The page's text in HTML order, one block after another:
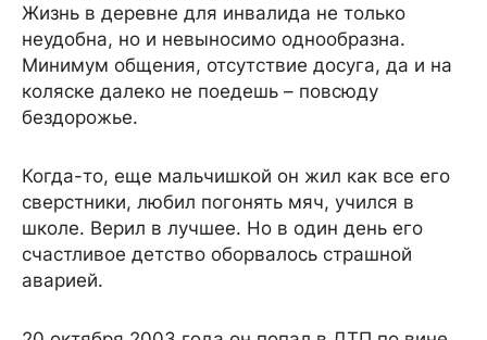
Жизнь в деревне для инвалида не только
неудобна, но и невыносимо однообразна.
Минимум общения, отсутствие досуга, да и на
коляске далеко не поедешь – повсюду
бездорожье.
Когда-то, еще мальчишкой он жил как все его
сверстники, любил погонять мяч, учился в
школе. Верил в лучшее. Но в один день его
счастливое детство оборвалось страшной
аварией.